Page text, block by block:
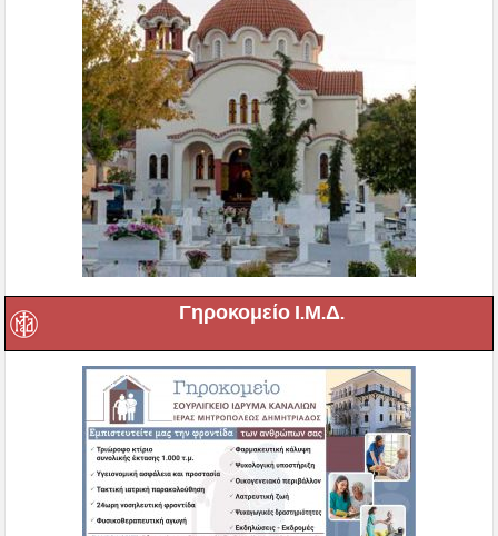
Γηροκομείο Ι.Μ.Δ.